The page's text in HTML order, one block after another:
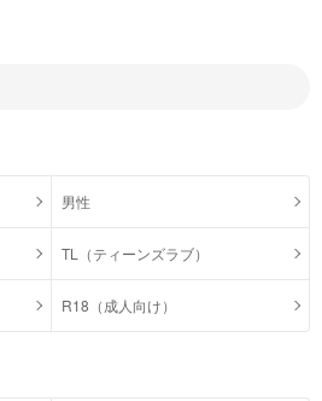
男性
TL（ティーンズラブ）
R18（成人向け）